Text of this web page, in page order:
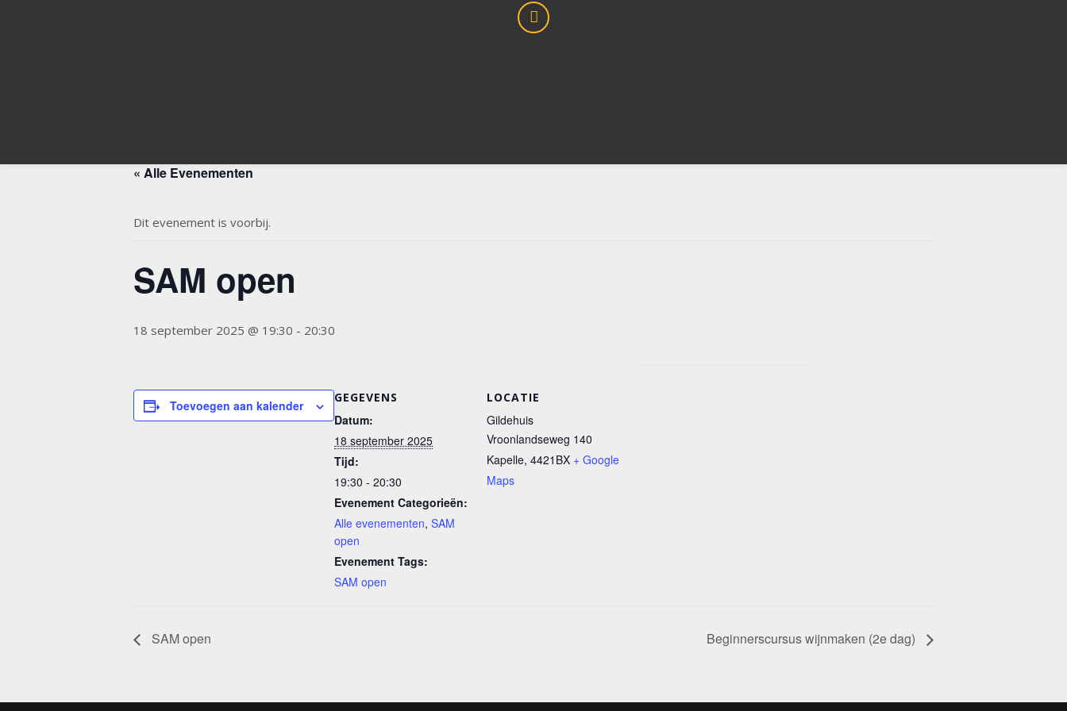
« Alle Evenementen
Dit evenement is voorbij.
SAM open
18 september 2025 @ 19:30 - 20:30
Toevoegen aan kalender
GEGEVENS
Datum:
18 september 2025
Tijd:
19:30 - 20:30
Evenement Categorieën:
Alle evenementen, SAM
open
Evenement Tags:
SAM open
LOCATIE
Gildehuis
Vroonlandseweg 140
Kapelle, 4421BX + Google
Maps
SAM open Beginnerscursus wijnmaken (2e dag)